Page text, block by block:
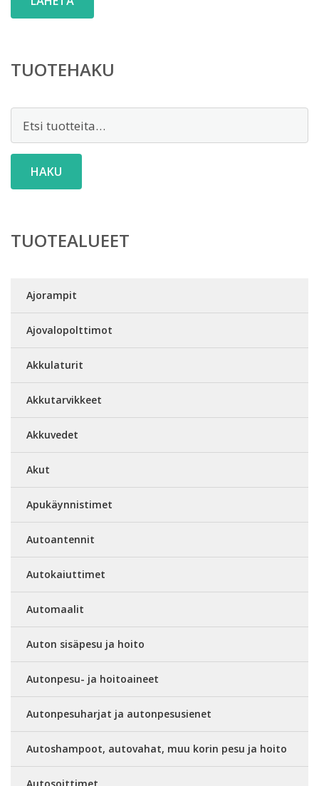
TUOTEHAKU
HAKU
TUOTEALUEET
Ajorampit
Ajovalopolttimot
Akkulaturit
Akkutarvikkeet
Akkuvedet
Akut
Apukäynnistimet
Autoantennit
Autokaiuttimet
Automaalit
Auton sisäpesu ja hoito
Autonpesu- ja hoitoaineet
Autonpesuharjat ja autonpesusienet
Autoshampoot, autovahat, muu korin pesu ja hoito